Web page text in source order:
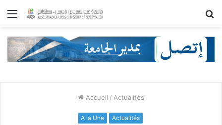
Menu
Accueil / Actualités
A la Une Actualités